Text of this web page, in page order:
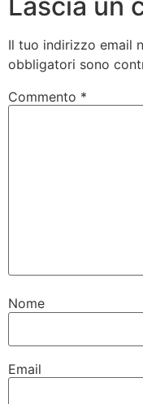
Il tuo indirizzo email
obbligatori sono
Commento *
Nome
Email